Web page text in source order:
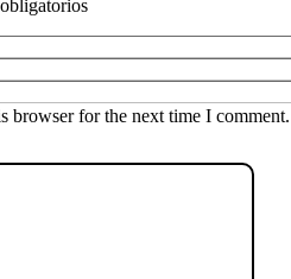
browser for the next time I comment.